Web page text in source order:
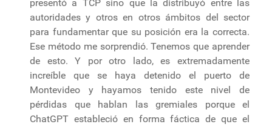
presentó a TCP sino que la distribuyó entre las
autoridades y otros en otros ámbitos del sector
para fundamentar que su posición era la correcta.
Ese método me sorprendió. Tenemos que aprender
de esto. Y por otro lado, es extremadamente
increíble que se haya detenido el puerto de
Montevideo y hayamos tenido este nivel de
pérdidas que hablan las gremiales porque el
ChatGPT estableció en forma fáctica de que el